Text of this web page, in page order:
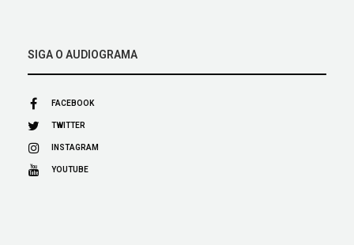
SIGA O AUDIOGRAMA
FACEBOOK
TWITTER
INSTAGRAM
YOUTUBE